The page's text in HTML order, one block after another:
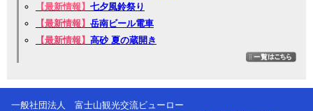
【最新情報】 七夕風鈴祭り
【最新情報】 岳南ビール電車
【最新情報】 高砂 夏の蔵開き
一般社団法人 富士山観光交流ビューロー